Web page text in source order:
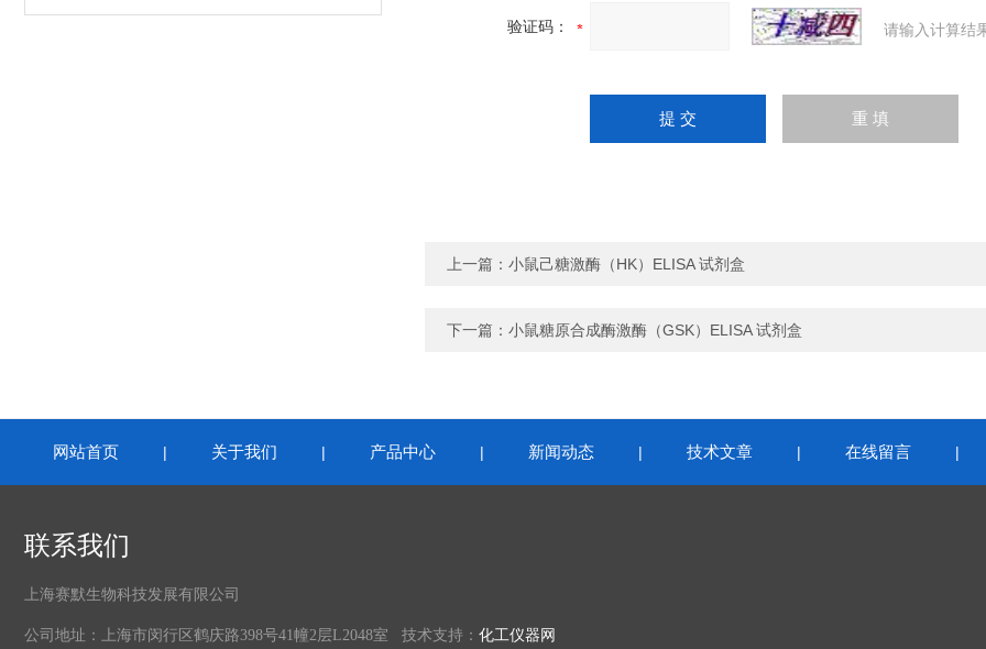
验证码： 请输入计算结
上一篇： 小鼠己糖激酶（HK）ELISA 试剂盒
下一篇： 小鼠糖原合成酶激酶（GSK）ELISA 试剂盒
网站首页 | 关于我们 | 产品中心 | 新闻动态 | 技术文章 | 在线留言 |
联系我们
上海赛默生物科技发展有限公司
公司地址：上海市闵行区鹤庆路398号41幢2层L2048室 技术支持： 化工仪器网